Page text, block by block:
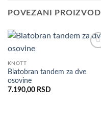
POVEZANI PROIZVODI
KNOTT
Blatobran tandem za dve
osovine
7.190,00 RSD